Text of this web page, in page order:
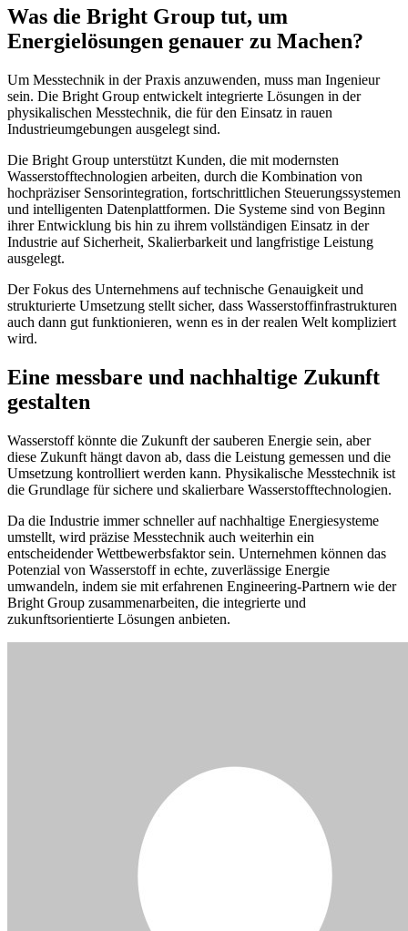
Was die Bright Group tut, um
Energielösungen genauer zu Machen?
Um Messtechnik in der Praxis anzuwenden, muss man Ingenieur
sein. Die Bright Group entwickelt integrierte Lösungen in der
physikalischen Messtechnik, die für den Einsatz in rauen
Industrieumgebungen ausgelegt sind.
Die Bright Group unterstützt Kunden, die mit modernsten
Wasserstofftechnologien arbeiten, durch die Kombination von
hochpräziser Sensorintegration, fortschrittlichen Steuerungssystemen
und intelligenten Datenplattformen. Die Systeme sind von Beginn
ihrer Entwicklung bis hin zu ihrem vollständigen Einsatz in der
Industrie auf Sicherheit, Skalierbarkeit und langfristige Leistung
ausgelegt.
Der Fokus des Unternehmens auf technische Genauigkeit und
strukturierte Umsetzung stellt sicher, dass Wasserstoffinfrastrukturen
auch dann gut funktionieren, wenn es in der realen Welt kompliziert
wird.
Eine messbare und nachhaltige Zukunft
gestalten
Wasserstoff könnte die Zukunft der sauberen Energie sein, aber
diese Zukunft hängt davon ab, dass die Leistung gemessen und die
Umsetzung kontrolliert werden kann. Physikalische Messtechnik ist
die Grundlage für sichere und skalierbare Wasserstofftechnologien.
Da die Industrie immer schneller auf nachhaltige Energiesysteme
umstellt, wird präzise Messtechnik auch weiterhin ein
entscheidender Wettbewerbsfaktor sein. Unternehmen können das
Potenzial von Wasserstoff in echte, zuverlässige Energie
umwandeln, indem sie mit erfahrenen Engineering-Partnern wie der
Bright Group zusammenarbeiten, die integrierte und
zukunftsorientierte Lösungen anbieten.